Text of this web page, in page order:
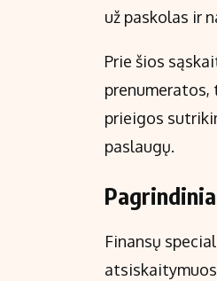
už paskolas ir
Prie šios
prieigos
paslaugų.
Finansų